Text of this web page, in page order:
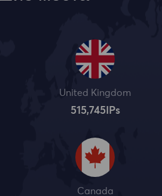
United Kingdom
515,745IPs
Canada